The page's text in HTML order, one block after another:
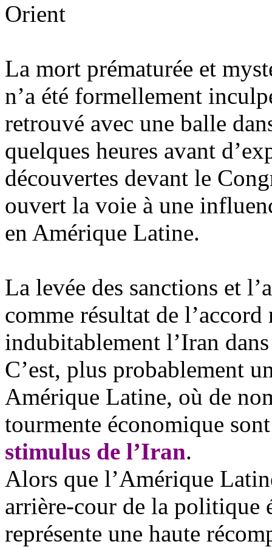
Orient
La mort prématurée et
n’a été formellement
retrouvé avec une balle
quelques heures avant
découvertes devant le
ouvert la voie à une
en Amérique Latine.
La levée des sanctions et
comme résultat de l’accord
indubitablement l’Iran
C’est, plus probablement
Amérique Latine, où de
tourmente économique
stimulus de l’Iran.
Alors que l’Amérique
arrière-cour de la politique
représente une haute